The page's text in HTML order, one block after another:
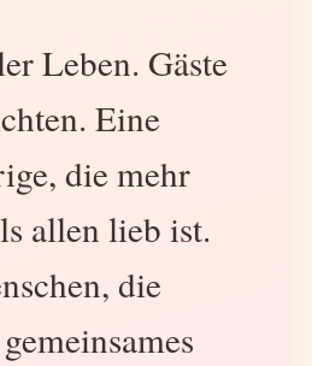
Leben. Gäste
Eine
die mehr
allen lieb ist.
die